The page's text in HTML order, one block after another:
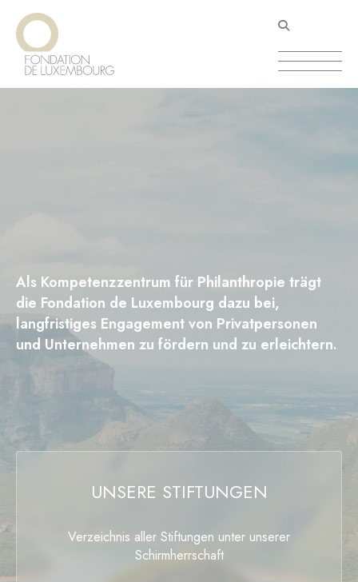
Direkt
zum
Inhalt
Als Kompetenzzentrum für Philanthropie trägt
die Fondation de Luxembourg dazu bei,
langfristiges Engagement von Privatpersonen
und Unternehmen zu fördern und zu erleichtern.
UNSERE STIFTUNGEN
Verzeichnis aller Stiftungen unter unserer
Schirmherrschaft
Cookie-Einstellungen